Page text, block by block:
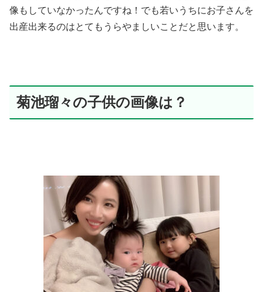
像もしていなかったんですね！でも若いうちにお子さんを
出産出来るのはとてもうらやましいことだと思います。
菊池瑠々の子供の画像は？